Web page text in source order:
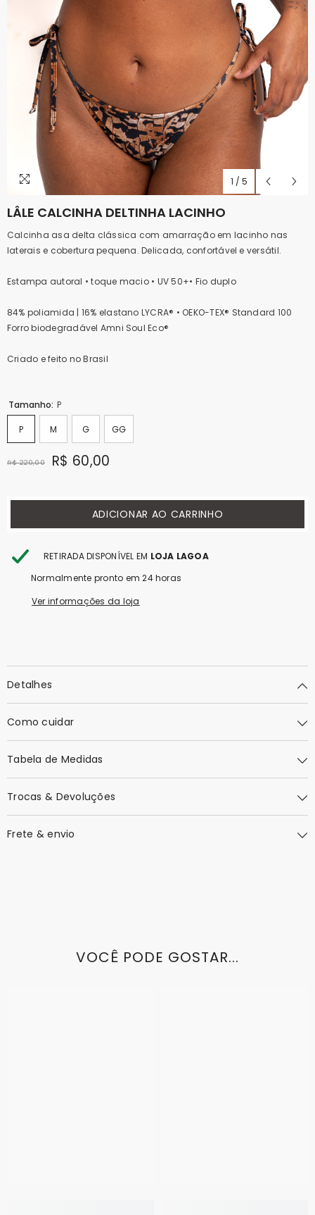
1 / 5
LÂLE CALCINHA DELTINHA LACINHO
Calcinha asa delta clássica com amarração em lacinho nas
laterais e cobertura pequena. Delicada, confortável e versátil.
Estampa autoral • toque macio • UV 50+• Fio duplo
84% poliamida | 16% elastano LYCRA® • OEKO-TEX® Standard 100
Forro biodegradável Amni Soul Eco®
Criado e feito no Brasil
Tamanho: P
P M G GG
R$ 220,00 R$ 60,00
ADICIONAR AO CARRINHO
RETIRADA DISPONÍVEL EM LOJA LAGOA
Normalmente pronto em 24 horas
Ver informações da loja
Detalhes
Como cuidar
Tabela de Medidas
Trocas & Devoluções
Frete & envio
VOCÊ PODE GOSTAR...